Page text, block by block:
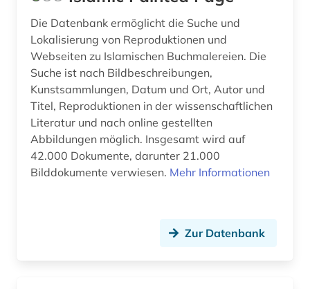
Die Datenbank ermöglicht die Suche und
Lokalisierung von Reproduktionen und
Webseiten zu Islamischen Buchmalereien. Die
Suche ist nach Bildbeschreibungen,
Kunstsammlungen, Datum und Ort, Autor und
Titel, Reproduktionen in der wissenschaftlichen
Literatur und nach online gestellten
Abbildungen möglich. Insgesamt wird auf
42.000 Dokumente, darunter 21.000
Bilddokumente verwiesen. Mehr Informationen
Zur Datenbank